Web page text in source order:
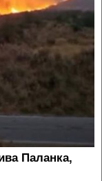
Паланка,